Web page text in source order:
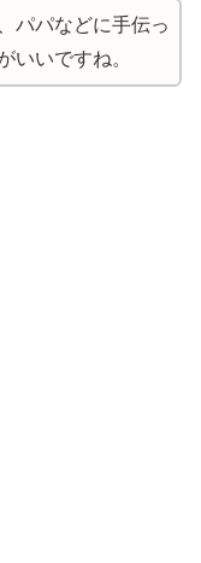
パパなどに手伝っ
いいですね。